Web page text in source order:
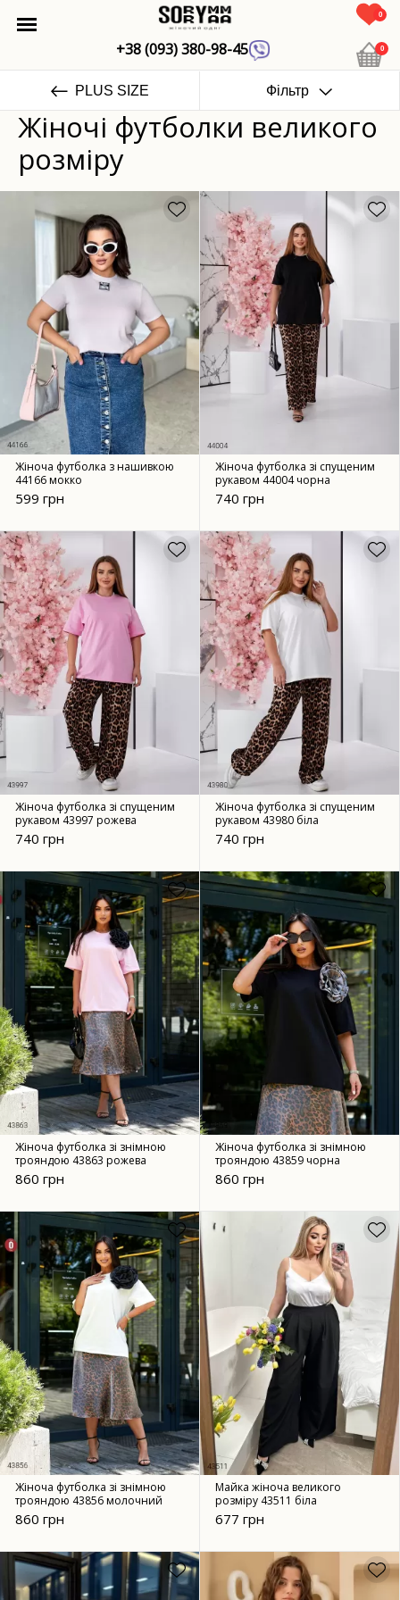
+38 (093) 380-98-45
0
0
PLUS SIZE Фільтр
Жіночі футболки великого
розміру
Жіноча футболка з нашивкою
44166 мокко
599 грн
Жіноча футболка зі спущеним
рукавом 44004 чорна
740 грн
Жіноча футболка зі спущеним
рукавом 43997 рожева
740 грн
Жіноча футболка зі спущеним
рукавом 43980 біла
740 грн
Жіноча футболка зі знімною
трояндою 43863 рожева
860 грн
Жіноча футболка зі знімною
трояндою 43859 чорна
860 грн
Жіноча футболка зі знімною
трояндою 43856 молочний
860 грн
Майка жіноча великого
розміру 43511 біла
677 грн